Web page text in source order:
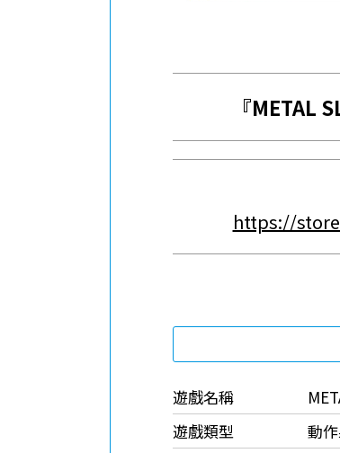
『METAL
https://
遊戲名稱
遊戲類型
動